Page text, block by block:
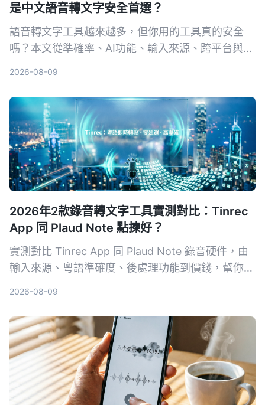
是中文語音轉文字安全首選？
語音轉文字工具越來越多，但你用的工具真的安全
嗎？本文從準確率、AI功能、輸入來源、跨平台與數
選出最適合且可靠的工具。
2026-08-09
2026年2款錄音轉文字工具實測對比：Tinrec
App 同 Plaud Note 點揀好？
實測對比 Tinrec App 同 Plaud Note 錄音硬件，由
輸入來源、粵語準確度、後處理功能到價錢，幫你揀
2026-08-09